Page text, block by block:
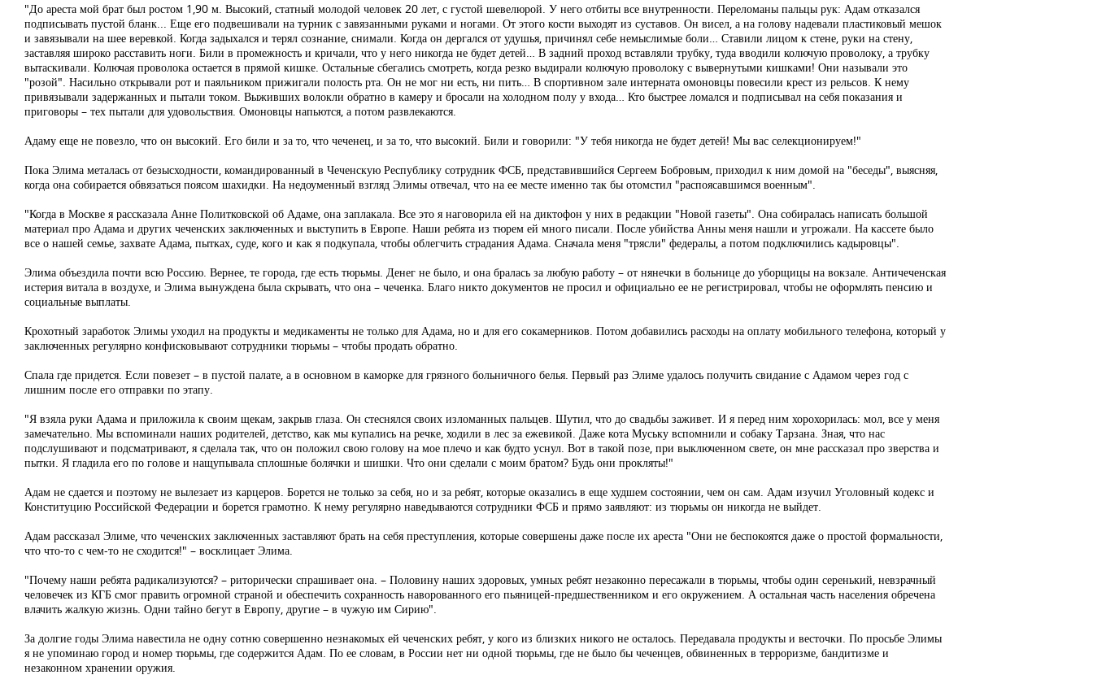
"До ареста мой брат был ростом 1,90 м. Высокий, статный молодой человек 20 лет, с густой шевелюрой. У него отбиты все внутренности. Переломаны пальцы рук: Адам отказался
подписывать пустой бланк... Еще его подвешивали на турник с завязанными руками и ногами. От этого кости выходят из суставов. Он висел, а на голову надевали пластиковый мешок
и завязывали на шее веревкой. Когда задыхался и терял сознание, снимали. Когда он дергался от удушья, причинял себе немыслимые боли… Ставили лицом к стене, руки на стену,
заставляя широко расставить ноги. Били в промежность и кричали, что у него никогда не будет детей… В задний проход вставляли трубку, туда вводили колючую проволоку, а трубку
вытаскивали. Колючая проволока остается в прямой кишке. Остальные сбегались смотреть, когда резко выдирали колючую проволоку с вывернутыми кишками! Они называли это
"розой". Насильно открывали рот и паяльником прижигали полость рта. Он не мог ни есть, ни пить… В спортивном зале интерната омоновцы повесили крест из рельсов. К нему
привязывали задержанных и пытали током. Выживших волокли обратно в камеру и бросали на холодном полу у входа… Кто быстрее ломался и подписывал на себя показания и
приговоры – тех пытали для удовольствия. Омоновцы напьются, а потом развлекаются.
Адаму еще не повезло, что он высокий. Его били и за то, что чеченец, и за то, что высокий. Били и говорили: "У тебя никогда не будет детей! Мы вас селекционируем!"
Пока Элима металась от безысходности, командированный в Чеченскую Республику сотрудник ФСБ, представившийся Сергеем Бобровым, приходил к ним домой на "беседы", выясняя,
когда она собирается обвязаться поясом шахидки. На недоуменный взгляд Элимы отвечал, что на ее месте именно так бы отомстил "распоясавшимся военным".
"Когда в Москве я рассказала Анне Политковской об Адаме, она заплакала. Все это я наговорила ей на диктофон у них в редакции "Новой газеты". Она собиралась написать большой
материал про Адама и других чеченских заключенных и выступить в Европе. Наши ребята из тюрем ей много писали. После убийства Анны меня нашли и угрожали. На кассете было
все о нашей семье, захвате Адама, пытках, суде, кого и как я подкупала, чтобы облегчить страдания Адама. Сначала меня "трясли" федералы, а потом подключились кадыровцы".
Элима объездила почти всю Россию. Вернее, те города, где есть тюрьмы. Денег не было, и она бралась за любую работу – от нянечки в больнице до уборщицы на вокзале. Античеченская
истерия витала в воздухе, и Элима вынуждена была скрывать, что она – чеченка. Благо никто документов не просил и официально ее не регистрировал, чтобы не оформлять пенсию и
социальные выплаты.
Крохотный заработок Элимы уходил на продукты и медикаменты не только для Адама, но и для его сокамерников. Потом добавились расходы на оплату мобильного телефона, который у
заключенных регулярно конфисковывают сотрудники тюрьмы – чтобы продать обратно.
Спала где придется. Если повезет – в пустой палате, а в основном в каморке для грязного больничного белья. Первый раз Элиме удалось получить свидание с Адамом через год с
лишним после его отправки по этапу.
"Я взяла руки Адама и приложила к своим щекам, закрыв глаза. Он стеснялся своих изломанных пальцев. Шутил, что до свадьбы заживет. И я перед ним хорохорилась: мол, все у меня
замечательно. Мы вспоминали наших родителей, детство, как мы купались на речке, ходили в лес за ежевикой. Даже кота Муську вспомнили и собаку Тарзана. Зная, что нас
подслушивают и подсматривают, я сделала так, что он положил свою голову на мое плечо и как будто уснул. Вот в такой позе, при выключенном свете, он мне рассказал про зверства и
пытки. Я гладила его по голове и нащупывала сплошные болячки и шишки. Что они сделали с моим братом? Будь они прокляты!"
Адам не сдается и поэтому не вылезает из карцеров. Борется не только за себя, но и за ребят, которые оказались в еще худшем состоянии, чем он сам. Адам изучил Уголовный кодекс и
Конституцию Российской Федерации и борется грамотно. К нему регулярно наведываются сотрудники ФСБ и прямо заявляют: из тюрьмы он никогда не выйдет.
Адам рассказал Элиме, что чеченских заключенных заставляют брать на себя преступления, которые совершены даже после их ареста "Они не беспокоятся даже о простой формальности,
что что-то с чем-то не сходится!" – восклицает Элима.
"Почему наши ребята радикализуются? – риторически спрашивает она. – Половину наших здоровых, умных ребят незаконно пересажали в тюрьмы, чтобы один серенький, невзрачный
человечек из КГБ смог править огромной страной и обеспечить сохранность наворованного его пьяницей-предшественником и его окружением. А остальная часть населения обречена
влачить жалкую жизнь. Одни тайно бегут в Европу, другие – в чужую им Сирию".
За долгие годы Элима навестила не одну сотню совершенно незнакомых ей чеченских ребят, у кого из близких никого не осталось. Передавала продукты и весточки. По просьбе Элимы
я не упоминаю город и номер тюрьмы, где содержится Адам. По ее словам, в России нет ни одной тюрьмы, где не было бы чеченцев, обвиненных в терроризме, бандитизме и
незаконном хранении оружия.